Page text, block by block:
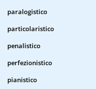
paralogistico
particolaristico
penalistico
perfezionistico
pianistico